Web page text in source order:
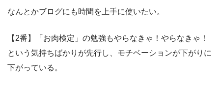
なんとかブログにも時間を上手に使いたい。
【2番】「お肉検定」の勉強もやらなきゃ！やらなきゃ！
という気持ちばかりが先行し、モチベーションが下がりに
下がっている。